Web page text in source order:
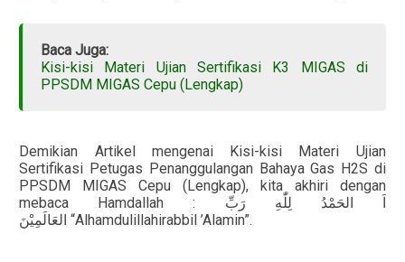
Baca Juga:
Kisi-kisi Materi Ujian Sertifikasi K3 MIGAS di
PPSDM MIGAS Cepu (Lengkap)
Demikian Artikel mengenai Kisi-kisi Materi Ujian
Sertifikasi Petugas Penanggulangan Bahaya Gas H2S di
PPSDM MIGAS Cepu (Lengkap), kita akhiri dengan
mebaca Hamdallah :
اَ الحَمْدُ لِلّٰهِ
رَبِّ
العَالَمِيْنَ “Alhamdulillahirabbil ’Alamin”.